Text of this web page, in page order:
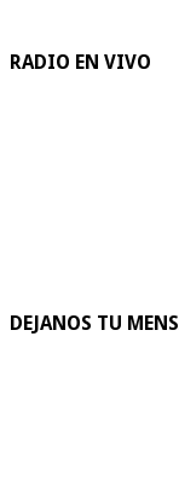
RADIO EN VIVO
DEJANOS TU